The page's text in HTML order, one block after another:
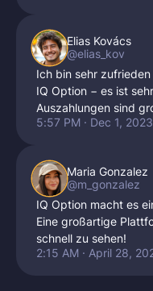
Elias Kovács
@elias_kov
Ich bin sehr
IQ Option − es ist
Auszahlungen sind
5:57 PM · Dec 1, 2023
Maria Gonzalez
@m_gonzalez
IQ Option macht es
Eine großartige
schnell zu sehen!
2:15 AM · April 28,